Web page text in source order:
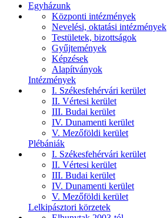
Egyházunk
Központi intézmények
Nevelési, oktatási intézmények
Testületek, bizottságok
Gyűjtemények
Képzések
Alapítványok
Intézmények
I. Székesfehérvári kerület
II. Vértesi kerület
III. Budai kerület
IV. Dunamenti kerület
V. Mezőföldi kerület
Plébániák
I. Székesfehérvári kerület
II. Vértesi kerület
III. Budai kerület
IV. Dunamenti kerület
V. Mezőföldi kerület
Lelkipásztori körzetek